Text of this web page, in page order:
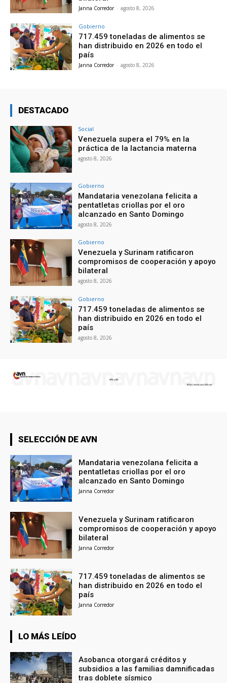
Janna Corredor - agosto 8, 2026
Gobierno
717.459 toneladas de alimentos se
han distribuido en 2026 en todo el
país
Janna Corredor - agosto 8, 2026
DESTACADO
Social
Venezuela supera el 79% en la
práctica de la lactancia materna
agosto 8, 2026
Gobierno
Mandataria venezolana felicita a
pentatletas criollas por el oro
alcanzado en Santo Domingo
agosto 8, 2026
Gobierno
Venezuela y Surinam ratificaron
compromisos de cooperación y apoyo
bilateral
agosto 8, 2026
Gobierno
717.459 toneladas de alimentos se
han distribuido en 2026 en todo el
país
agosto 8, 2026
SELECCIÓN DE AVN
Mandataria venezolana felicita a
pentatletas criollas por el oro
alcanzado en Santo Domingo
Janna Corredor
Venezuela y Surinam ratificaron
compromisos de cooperación y apoyo
bilateral
Janna Corredor
717.459 toneladas de alimentos se
han distribuido en 2026 en todo el
país
Janna Corredor
LO MÁS LEÍDO
Asobanca otorgará créditos y
subsidios a las familias damnificadas
tras doblete sísmico